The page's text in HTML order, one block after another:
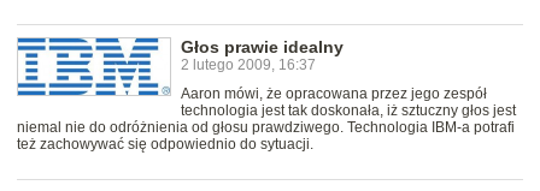
Głos prawie idealny
2 lutego 2009, 16:37
Aaron mówi, że opracowana przez jego zespół
technologia jest tak doskonała, iż sztuczny głos jest
niemal nie do odróżnienia od głosu prawdziwego. Technologia IBM-a potrafi
też zachowywać się odpowiednio do sytuacji.